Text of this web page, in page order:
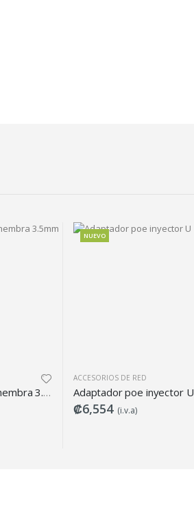
Adaptador 3.5 a 2 hembra 3.5mm
NUEVO
ACCESORIOS DE RED
Adaptador poe inyector U
₡6,554 (i.v.a)